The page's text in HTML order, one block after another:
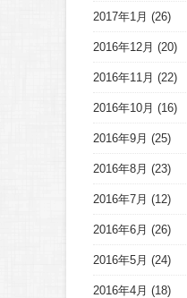
2017年1月 (26)
2016年12月 (20)
2016年11月 (22)
2016年10月 (16)
2016年9月 (25)
2016年8月 (23)
2016年7月 (12)
2016年6月 (26)
2016年5月 (24)
2016年4月 (18)